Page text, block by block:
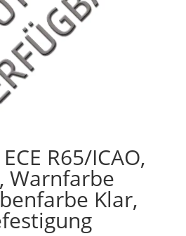
R65/ICAO,
Warnfarbe
Klar,